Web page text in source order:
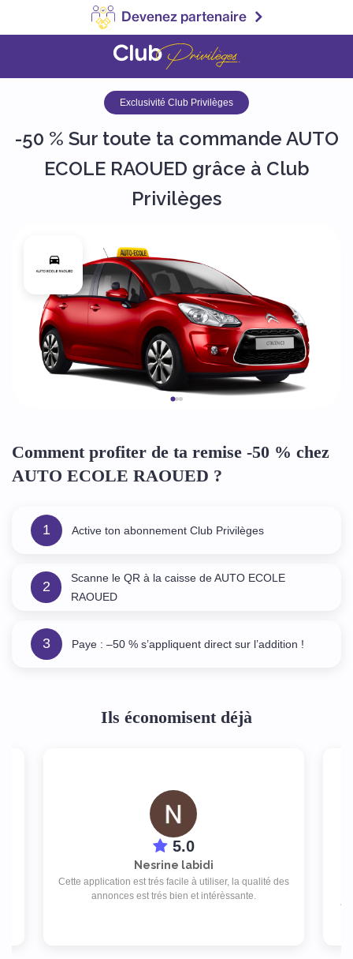
Devenez partenaire
Exclusivité Club Privilèges
-50 % Sur toute ta commande AUTO
ECOLE RAOUED grâce à Club
Privilèges
Comment profiter de ta remise -50 % chez
AUTO ECOLE RAOUED ?
1 Active ton abonnement Club Privilèges
2
Scanne le QR à la caisse de AUTO ECOLE
RAOUED
3 Paye : –50 % s’appliquent direct sur l’addition !
Ils économisent déjà
5.0
Nesrine labidi
Cette application est trés facile à utiliser, la qualité des
annonces est trés bien et intérèssante.